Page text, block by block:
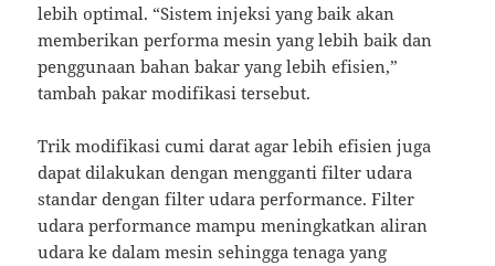
lebih optimal. “Sistem injeksi yang baik akan
memberikan performa mesin yang lebih baik dan
penggunaan bahan bakar yang lebih efisien,”
tambah pakar modifikasi tersebut.
Trik modifikasi cumi darat agar lebih efisien juga
dapat dilakukan dengan mengganti filter udara
standar dengan filter udara performance. Filter
udara performance mampu meningkatkan aliran
udara ke dalam mesin sehingga tenaga yang